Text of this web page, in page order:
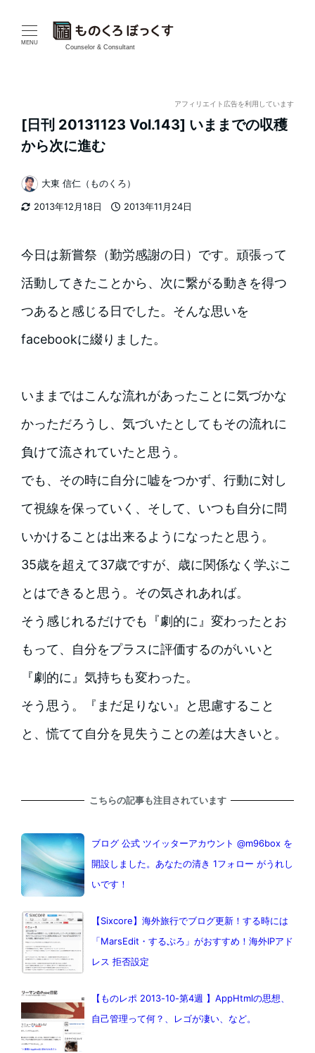
MENU
Counselor & Consultant
アフィリエイト広告を利用しています
[日刊 20131123 Vol.143] いままでの収穫
から次に進む
2013年12月18日
2013年11月24日
著
者
大東 信仁（ものくろ）
今日は新嘗祭（勤労感謝の日）です。頑張って
活動してきたことから、次に繋がる動きを得つ
つあると感じる日でした。 そんな思いを
facebookに綴りました。
いままではこんな流れがあったことに気づかな
かっただろうし、気づいたとしてもその流れに
負けて流されていたと思う。
でも、その時に自分に嘘をつかず、行動に対し
て視線を保っていく、そして、いつも自分に問
いかけることは出来るようになったと思う。
35歳を超えて37歳ですが、歳に関係なく学ぶこ
とはできると思う。その気されあれば。
そう感じれるだけでも『劇的に』変わったとお
もって、自分をプラスに評価するのがいいと
『劇的に』気持ちも変わった。
そう思う。『まだ足りない』と思慮すること
と、慌てて自分を見失うことの差は大きいと。
こちらの記事も注目されています
ブログ 公式 ツイッターアカウント @m96box を
開設しました。あなたの清き 1フォロー がうれし
いです！
【Sixcore】海外旅行でブログ更新！する時には
「MarsEdit・するぷろ」がおすすめ！海外IPアド
レス 拒否設定
【ものレポ 2013-10-第4週 】AppHtmlの思想、
自己管理って何？、レゴが凄い、など。